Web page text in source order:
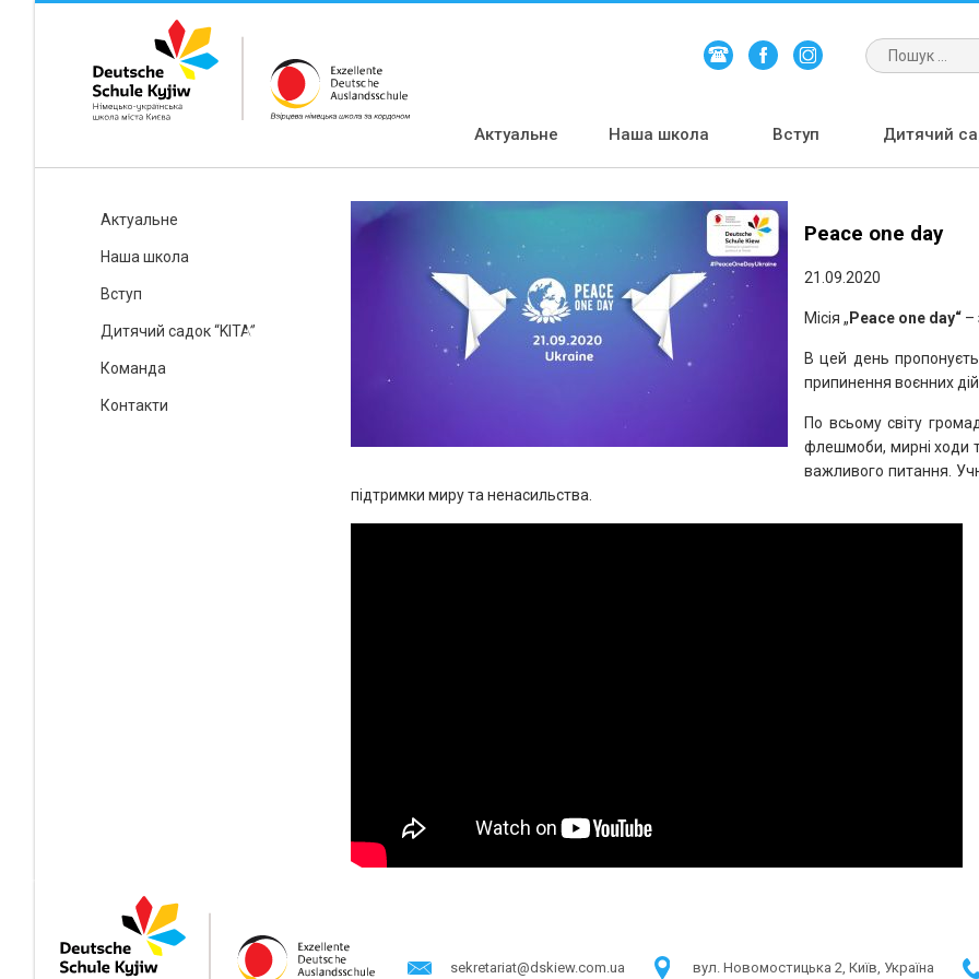
Актуальне Наша школа Вступ Дитячий
Актуальне
Наша школа
Вступ
Дитячий садок “KITA”
Команда
Контакти
Peace one day
21.09.2020
Місія „ Peace one day“ –
В цей день
припинення воєнних
По всьому світу
флешмоби, мирні ходи
важливого питання.
підтримки миру та ненасильства.
sekretariat@dskiew.com.ua в​ул. Новомостицька 2, Київ, Україна